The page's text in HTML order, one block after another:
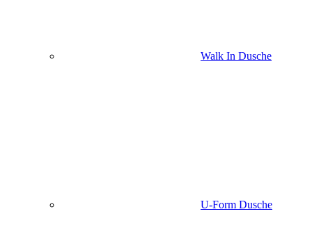
Walk In Dusche
U-Form Dusche